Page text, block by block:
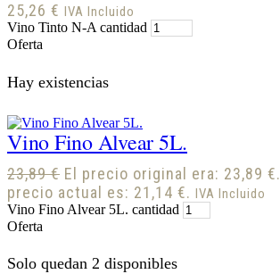
25,26 € IVA Incluido
Vino Tinto N-A cantidad
Oferta
Hay existencias
Vino Fino Alvear 5L.
23,89€ El precio original era: 23,89 €.
precio actual es: 21,14 €. IVA Incluido
Vino Fino Alvear 5L. cantidad
Oferta
Solo quedan 2 disponibles